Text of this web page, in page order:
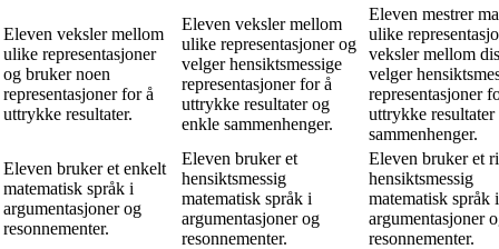
Eleven veksler mellom
ulike representasjoner
og bruker noen
representasjoner for å
uttrykke resultater.
Eleven veksler mellom
ulike representasjoner og
velger hensiktsmessige
representasjoner for å
uttrykke resultater og
enkle sammenhenger.
Eleven mestrer
ulike
veksler mellom
velger
representasjoner
uttrykke resultater
sammenhenger.
Eleven bruker et enkelt
matematisk språk i
argumentasjoner og
resonnementer.
Eleven bruker et
hensiktsmessig
matematisk språk i
argumentasjoner og
resonnementer.
Eleven bruker et
hensiktsmessig
matematisk språk i
argumentasjoner
resonnementer.